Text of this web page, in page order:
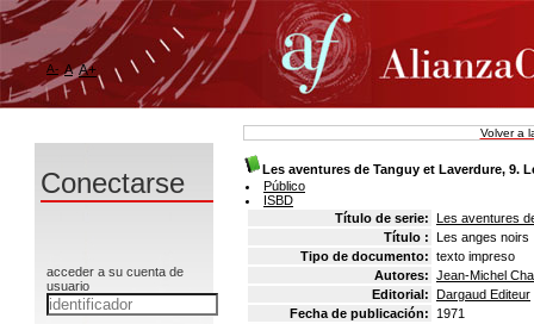
Volver a
Les aventures de Tanguy et Laverdure, 9.
Público
ISBD
Título de serie: Les aventures
Título : Les anges noirs
Tipo de documento: texto impreso
Autores: Jean-Michel
Editorial: Dargaud Editeur
Fecha de publicación:
1971
A- A A+
Conectarse
acceder a su cuenta de
usuario